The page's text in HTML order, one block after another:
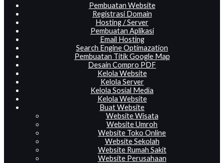
Pembuatan Website
Registrasi Domain
Hosting / Server
Pembuatan Aplikasi
Email Hosting
Search Engine Optimazation
Pembuatan Titik Google Map
Desain Compro PDF
Kelola Website
Kelola Server
Kelola Sosial Media
Kelola Website
Buat Website
Website Wisata
Website Umroh
Website Toko Online
Website Sekolah
Website Rumah Sakit
Website Perusahaan